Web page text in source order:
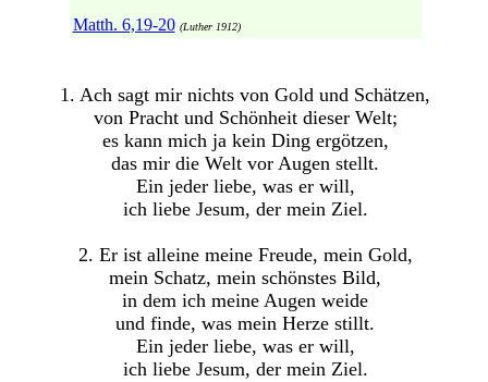
Matth. 6,19-20 (Luther 1912)
1. Ach sagt mir nichts von Gold und Schätzen,
von Pracht und Schönheit dieser Welt;
es kann mich ja kein Ding ergötzen,
das mir die Welt vor Augen stellt.
Ein jeder liebe, was er will,
ich liebe Jesum, der mein Ziel.
2. Er ist alleine meine Freude, mein Gold,
mein Schatz, mein schönstes Bild,
in dem ich meine Augen weide
und finde, was mein Herze stillt.
Ein jeder liebe, was er will,
ich liebe Jesum, der mein Ziel.